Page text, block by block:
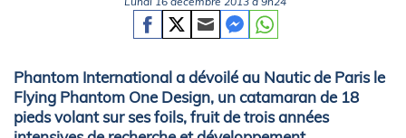
Phantom International a dévoilé au Nautic de Paris le
Flying Phantom One Design, un catamaran de 18
pieds volant sur ses foils, fruit de trois années